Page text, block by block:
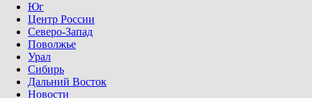
Юг
Центр России
Северо-Запад
Поволжье
Урал
Сибирь
Дальний Восток
Новости